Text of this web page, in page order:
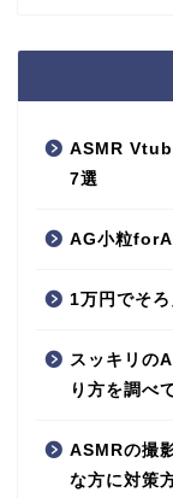
ASMR
7選
AG小粒
1万円でそ
スッキリの
り方を調べ
ASMRの撮
な方に対策